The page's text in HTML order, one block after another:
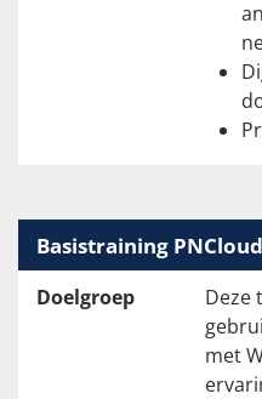
Basistraining PNCloud
Doelgroep
Deze
met